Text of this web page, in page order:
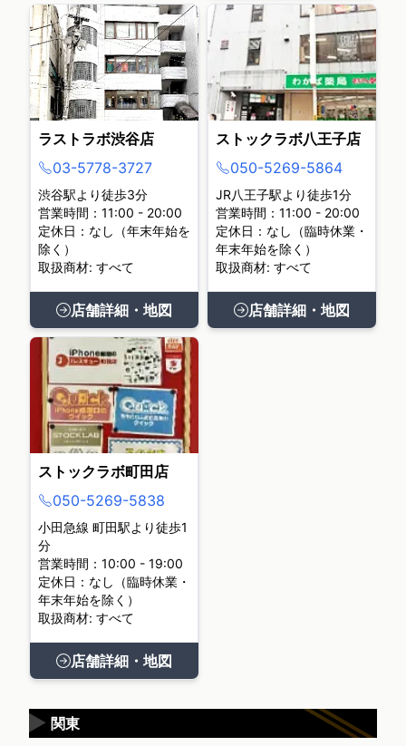
ラストラボ渋谷店
03-5778-3727
渋谷駅より徒歩3分
営業時間：11:00 - 20:00
定休日：なし（年末年始を
除く）
取扱商材: すべて
店舗詳細・地図
ストックラボ八王子店
050-5269-5864
JR八王子駅より徒歩1分
営業時間：11:00 - 20:00
定休日：なし（臨時休業・
年末年始を除く）
取扱商材: すべて
店舗詳細・地図
ストックラボ町田店
050-5269-5838
小田急線 町田駅より徒歩1
分
営業時間：10:00 - 19:00
定休日：なし（臨時休業・
年末年始を除く）
取扱商材: すべて
店舗詳細・地図
関東
▶